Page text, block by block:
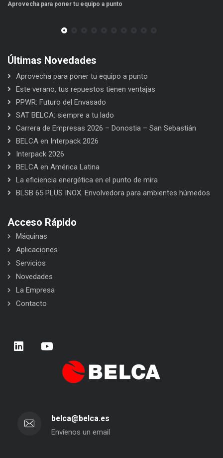
Aprovecha para poner tu equipo a punto
Últimas Novedades
Aprovecha para poner tu equipo a punto
Este verano, tus repuestos tienen ventajas
PPWR: Futuro del Envasado
SAT BELCA: siempre a tu lado
Carrera de Empresas 2026 – Donostia – San Sebastián
BELCA en Interpack 2026
Interpack 2026
BELCA en América Latina
La eficiencia energética en el punto de mira
BLSB 65 PLUS INOX. Envolvedora para ambientes húmedos
Acceso Rápido
Máquinas
Aplicaciones
Servicios
Novedades
La Empresa
Contacto
belca@belca.es
Envíenos un email